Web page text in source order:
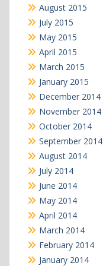
August 2015
July 2015
May 2015
April 2015
March 2015
January 2015
December 2014
November 2014
October 2014
September 2014
August 2014
July 2014
June 2014
May 2014
April 2014
March 2014
February 2014
January 2014